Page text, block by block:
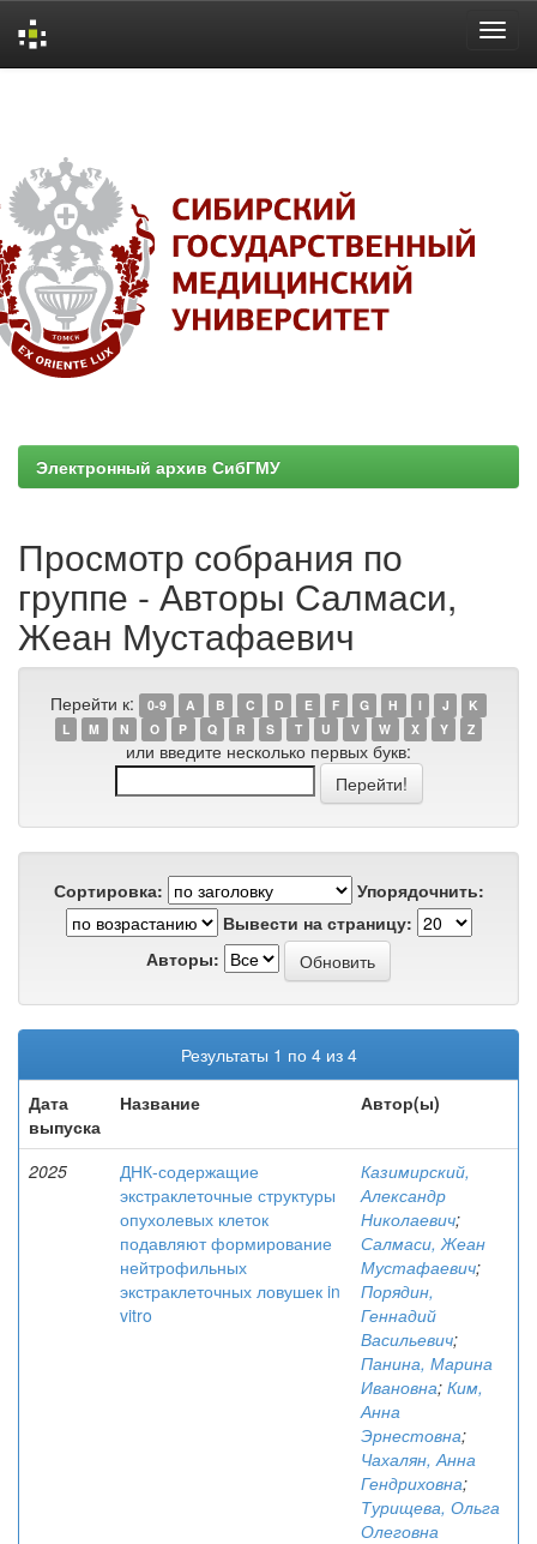
Электронный архив СибГМУ
Просмотр собрания по
группе - Авторы Салмаси,
Жеан Мустафаевич
Перейти к: 0-9 A B C D E F G H I J
K
L
M N O P Q R S T U V W X Y Z
или введите несколько первых букв:
Сортировка:
Упорядочнить:
Вывести на страницу:
Авторы:
Результаты 1 по 4 из 4
Дата
выпуска
Название Автор(ы)
2025
ДНК-содержащие
экстраклеточные структуры
опухолевых клеток
подавляют формирование
нейтрофильных
экстраклеточных ловушек in
vitro
Казимирский,
Александр
Николаевич;
Салмаси, Жеан
Мустафаевич;
Порядин,
Геннадий
Васильевич;
Панина, Марина
Ивановна; Ким,
Анна
Эрнестовна;
Чахалян, Анна
Гендриховна;
Турищева, Ольга
Олеговна